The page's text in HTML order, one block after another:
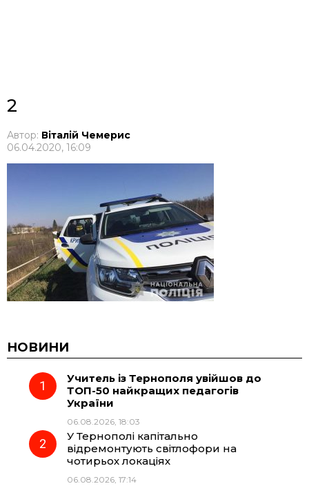
2
Автор: Віталій Чемерис
06.04.2020, 16:09
НОВИНИ
Учитель із Тернополя увійшов до
ТОП-50 найкращих педагогів
України
06.08.2026, 18:03
У Тернополі капітально
відремонтують світлофори на
чотирьох локаціях
06.08.2026, 17:14